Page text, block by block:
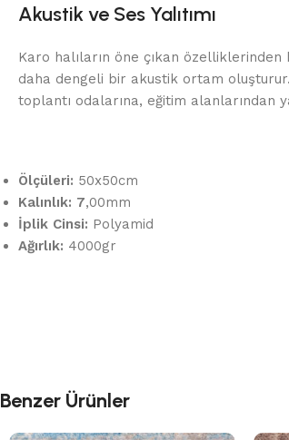
Akustik ve Ses Yalıtımı
Karo halıların öne çıkan özelliklerinden
daha dengeli bir akustik ortam
toplantı odalarına, eğitim
Ölçüleri: 50x50cm
Kalınlık: 7,00mm
İplik Cinsi: Polyamid
Ağırlık: 4000gr
Benzer Ürünler